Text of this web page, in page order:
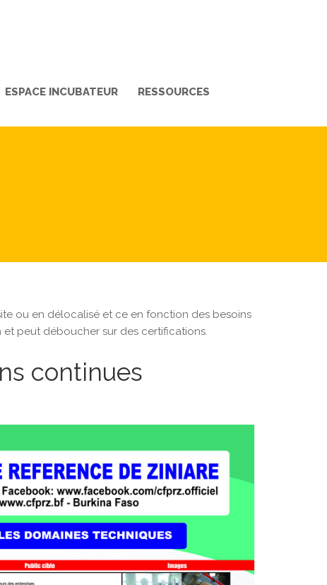
ESPACE INCUBATEUR
RESSOURCES
ou en délocalisé et ce en fonction des besoins
peut déboucher sur des certifications.
continues